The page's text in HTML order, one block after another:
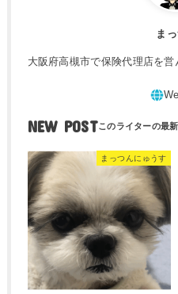
ま
大阪府高槻市で保険代理店を営
NEW POST
まっつんにゅうす